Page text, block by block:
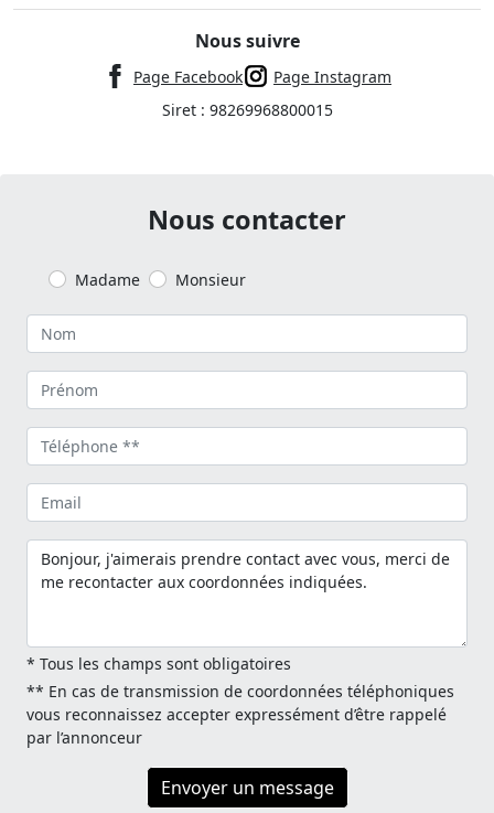
Nous suivre
Page Facebook
Page Instagram
Siret : 98269968800015
Nous contacter
Madame Monsieur
* Tous les champs sont obligatoires
** En cas de transmission de coordonnées téléphoniques
vous reconnaissez accepter expressément d’être rappelé
par l’annonceur
Envoyer un message